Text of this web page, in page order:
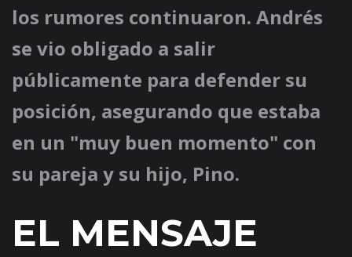
los rumores continuaron. Andrés
se vio obligado a salir
públicamente para defender su
posición, asegurando que estaba
en un "muy buen momento" con
su pareja y su hijo, Pino.
EL MENSAJE